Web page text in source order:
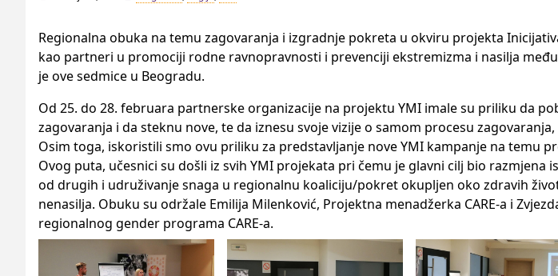
Regionalna obuka na temu zagovaranja i izgradnje pokreta u okviru projekta
kao partneri u promociji rodne ravnopravnosti i prevenciji ekstremizma i nasilja
je ove sedmice u Beogradu.
Od 25. do 28. februara partnerske organizacije na projektu YMI imale su priliku da
zagovaranja i da steknu nove, te da iznesu svoje vizije o samom procesu
Osim toga, iskoristili smo ovu priliku za predstavljanje nove YMI kampanje na temu
Ovog puta, učesnici su došli iz svih YMI projekata pri čemu je glavni cilj bio razmjena
od drugih i udruživanje snaga u regionalnu koaliciju/pokret okupljen oko zdravih
nenasilja. Obuku su održale Emilija Milenković, Projektna menadžerka CARE-a i
regionalnog gender programa CARE-a.